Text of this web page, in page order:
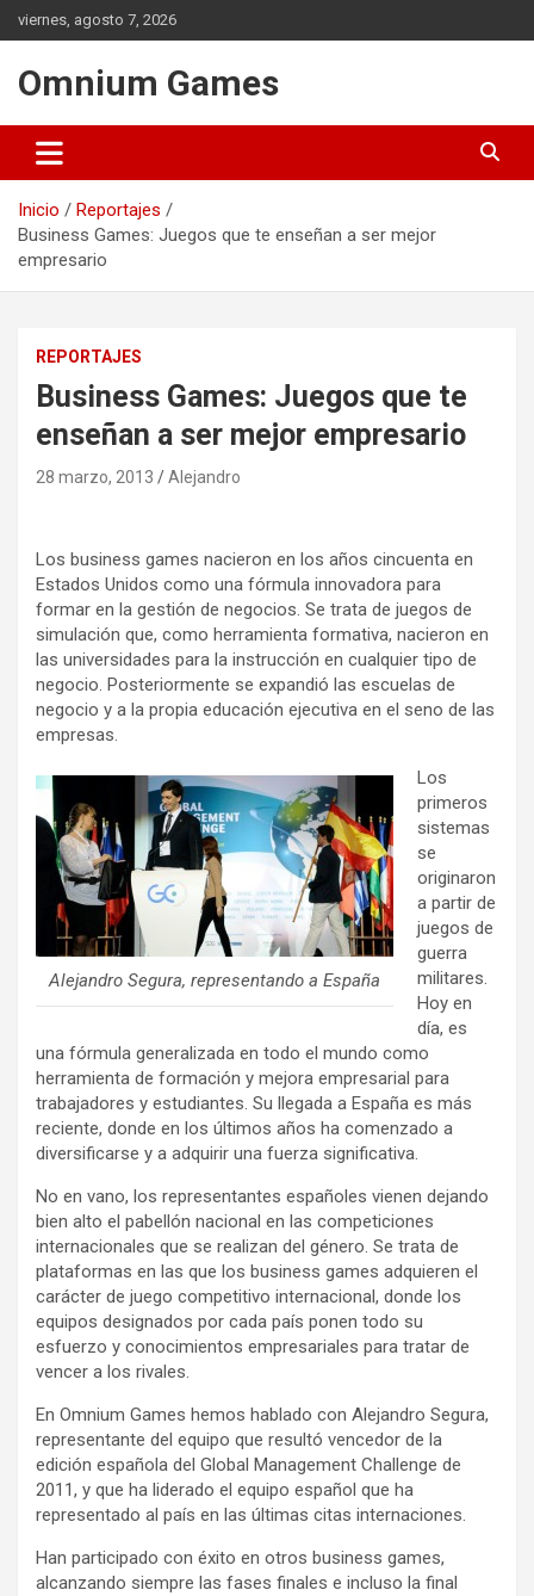
Saltar
al
viernes, agosto 7, 2026
Omnium Games
Inicio
Reportajes
Business Games: Juegos que te enseñan a ser mejor
empresario
REPORTAJES
Business Games: Juegos que te
enseñan a ser mejor empresario
28 marzo, 2013 Alejandro
Los business games nacieron en los años cincuenta en
Estados Unidos como una fórmula innovadora para
formar en la gestión de negocios. Se trata de juegos de
simulación que, como herramienta formativa, nacieron en
las universidades para la instrucción en cualquier tipo de
negocio. Posteriormente se expandió las escuelas de
negocio y a la propia educación ejecutiva en el seno de las
empresas.
Alejandro Segura, representando a España
Los
primeros
sistemas
se
originaron
a partir de
juegos de
guerra
militares.
Hoy en
día, es
una fórmula generalizada en todo el mundo como
herramienta de formación y mejora empresarial para
trabajadores y estudiantes. Su llegada a España es más
reciente, donde en los últimos años ha comenzado a
diversificarse y a adquirir una fuerza significativa.
No en vano, los representantes españoles vienen dejando
bien alto el pabellón nacional en las competiciones
internacionales que se realizan del género. Se trata de
plataformas en las que los business games adquieren el
carácter de juego competitivo internacional, donde los
equipos designados por cada país ponen todo su
esfuerzo y conocimientos empresariales para tratar de
vencer a los rivales.
En Omnium Games hemos hablado con Alejandro Segura,
representante del equipo que resultó vencedor de la
edición española del Global Management Challenge de
2011, y que ha liderado el equipo español que ha
representado al país en las últimas citas internaciones.
Han participado con éxito en otros business games,
alcanzando siempre las fases finales e incluso la final